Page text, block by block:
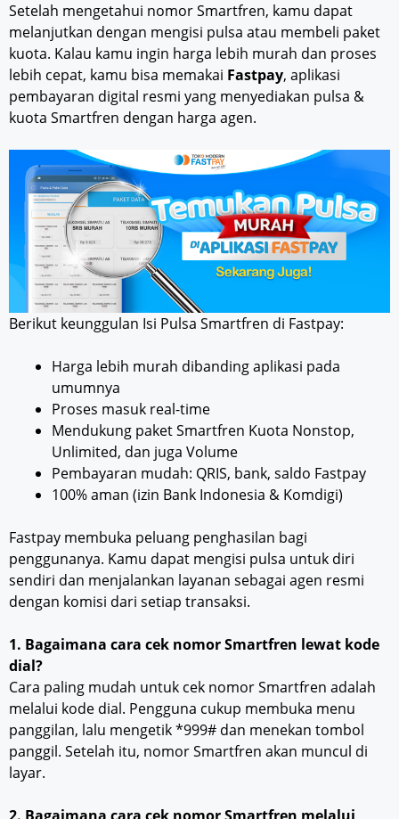
Setelah mengetahui nomor Smartfren, kamu dapat
melanjutkan dengan mengisi pulsa atau membeli paket
kuota. Kalau kamu ingin harga lebih murah dan proses
lebih cepat, kamu bisa memakai Fastpay, aplikasi
pembayaran digital resmi yang menyediakan pulsa &
kuota Smartfren dengan harga agen.
Berikut keunggulan Isi Pulsa Smartfren di Fastpay:
Harga lebih murah dibanding aplikasi pada
umumnya
Proses masuk real-time
Mendukung paket Smartfren Kuota Nonstop,
Unlimited, dan juga Volume
Pembayaran mudah: QRIS, bank, saldo Fastpay
100% aman (izin Bank Indonesia & Komdigi)
Fastpay membuka peluang penghasilan bagi
penggunanya. Kamu dapat mengisi pulsa untuk diri
sendiri dan menjalankan layanan sebagai agen resmi
dengan komisi dari setiap transaksi.
1. Bagaimana cara cek nomor Smartfren lewat kode
dial?
Cara paling mudah untuk cek nomor Smartfren adalah
melalui kode dial. Pengguna cukup membuka menu
panggilan, lalu mengetik *999# dan menekan tombol
panggil. Setelah itu, nomor Smartfren akan muncul di
layar.